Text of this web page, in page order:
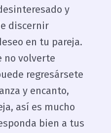
y
discernir
en tu pareja.
no volverte
regresársete
y encanto,
así es mucho
bien a tus